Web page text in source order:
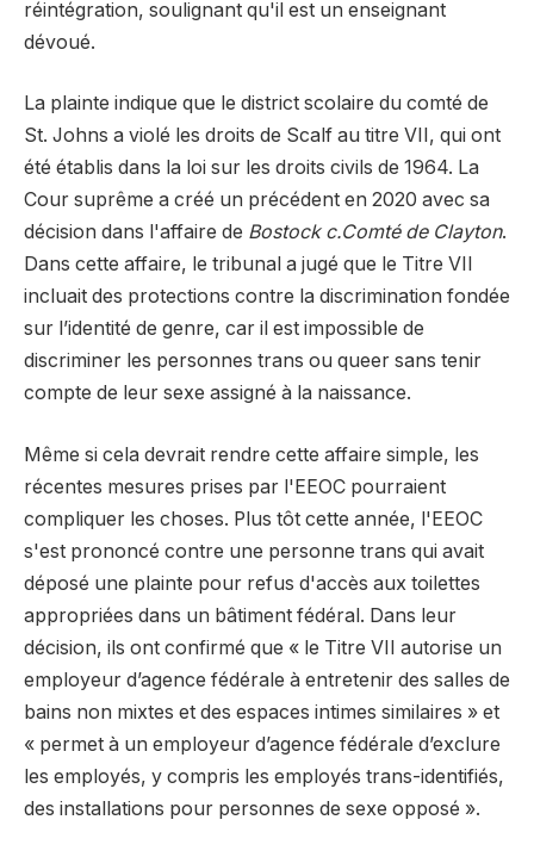
réintégration, soulignant qu'il est un enseignant
dévoué.
La plainte indique que le district scolaire du comté de
St. Johns a violé les droits de Scalf au titre VII, qui ont
été établis dans la loi sur les droits civils de 1964. La
Cour suprême a créé un précédent en 2020 avec sa
décision dans l'affaire de Bostock c.Comté de Clayton.
Dans cette affaire, le tribunal a jugé que le Titre VII
incluait des protections contre la discrimination fondée
sur l’identité de genre, car il est impossible de
discriminer les personnes trans ou queer sans tenir
compte de leur sexe assigné à la naissance.
Même si cela devrait rendre cette affaire simple, les
récentes mesures prises par l'EEOC pourraient
compliquer les choses. Plus tôt cette année, l'EEOC
s'est prononcé contre une personne trans qui avait
déposé une plainte pour refus d'accès aux toilettes
appropriées dans un bâtiment fédéral. Dans leur
décision, ils ont confirmé que « le Titre VII autorise un
employeur d’agence fédérale à entretenir des salles de
bains non mixtes et des espaces intimes similaires » et
« permet à un employeur d’agence fédérale d’exclure
les employés, y compris les employés trans-identifiés,
des installations pour personnes de sexe opposé ».